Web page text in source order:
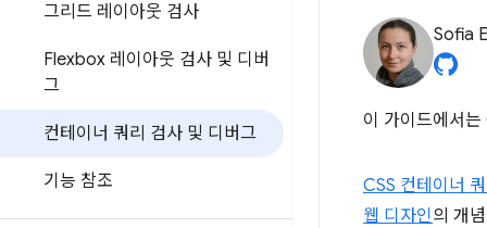
그리드 레이아웃 검사
Flexbox 레이아웃 검사 및 디버
그
컨테이너 쿼리 검사 및 디버그
기능 참조
Sofia
이 가이드에서
CSS 컨테이너
웹 디자인의 개